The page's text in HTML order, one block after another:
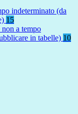
indeterminato (da
15
a tempo
in tabelle) 10